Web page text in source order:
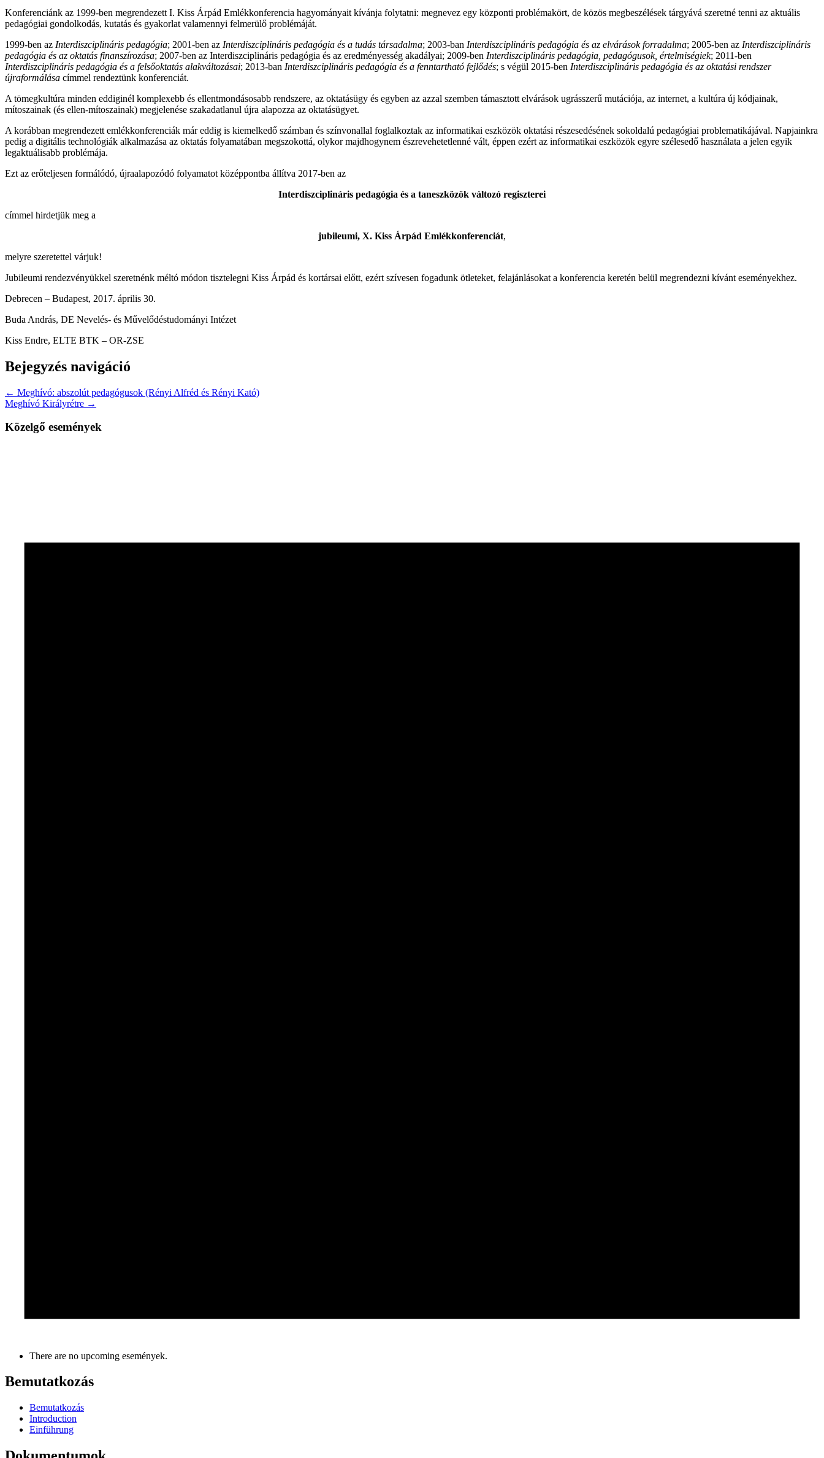
Konferenciánk az 1999-ben megrendezett I. Kiss Árpád Emlékkonferencia hagyományait kívánja folytatni: megnevez egy központi problémakört, de közös megbeszélések tárgyává szeretné tenni az aktuális
pedagógiai gondolkodás, kutatás és gyakorlat valamennyi felmerülő problémáját.
1999-ben az Interdiszciplináris pedagógia; 2001-ben az Interdiszciplináris pedagógia és a tudás társadalma; 2003-ban Interdiszciplináris pedagógia és az elvárások forradalma; 2005-ben az Interdiszciplináris
pedagógia és az oktatás finanszírozása; 2007-ben az Interdiszciplináris pedagógia és az eredményesség akadályai; 2009-ben Interdiszciplináris pedagógia, pedagógusok, értelmiségiek; 2011-ben
Interdiszciplináris pedagógia és a felsőoktatás alakváltozásai; 2013-ban Interdiszciplináris pedagógia és a fenntartható fejlődés; s végül 2015-ben Interdiszciplináris pedagógia és az oktatási rendszer
újraformálása címmel rendeztünk konferenciát.
A tömegkultúra minden eddiginél komplexebb és ellentmondásosabb rendszere, az oktatásügy és egyben az azzal szemben támasztott elvárások ugrásszerű mutációja, az internet, a kultúra új kódjainak,
mítoszainak (és ellen-mítoszainak) megjelenése szakadatlanul újra alapozza az oktatásügyet.
A korábban megrendezett emlékkonferenciák már eddig is kiemelkedő számban és színvonallal foglalkoztak az informatikai eszközök oktatási részesedésének sokoldalú pedagógiai problematikájával. Napjainkra
pedig a digitális technológiák alkalmazása az oktatás folyamatában megszokottá, olykor majdhogynem észrevehetetlenné vált, éppen ezért az informatikai eszközök egyre szélesedő használata a jelen egyik
legaktuálisabb problémája.
Ezt az erőteljesen formálódó, újraalapozódó folyamatot középpontba állítva 2017-ben az
Interdiszciplináris pedagógia és a taneszközök változó regiszterei
címmel hirdetjük meg a
jubileumi, X. Kiss Árpád Emlékkonferenciát,
melyre szeretettel várjuk!
Jubileumi rendezvényükkel szeretnénk méltó módon tisztelegni Kiss Árpád és kortársai előtt, ezért szívesen fogadunk ötleteket, felajánlásokat a konferencia keretén belül megrendezni kívánt eseményekhez.
Debrecen – Budapest, 2017. április 30.
Buda András, DE Nevelés- és Művelődéstudományi Intézet
Kiss Endre, ELTE BTK – OR-ZSE
Bejegyzés navigáció
← Meghívó: abszolút pedagógusok (Rényi Alfréd és Rényi Kató)
Meghívó Királyrétre →
Közelgő események
There are no upcoming események.
Bemutatkozás
Bemutatkozás
Introduction
Einführung